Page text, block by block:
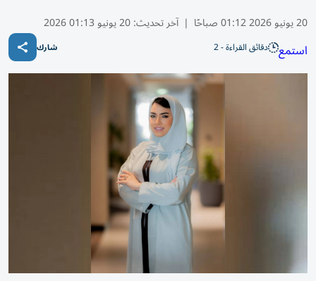
20 يونيو 2026 01:12 صباحًا | آخر تحديث:20 يونيو 01:13 2026
استمع دقائق القراءة - 2 شارك